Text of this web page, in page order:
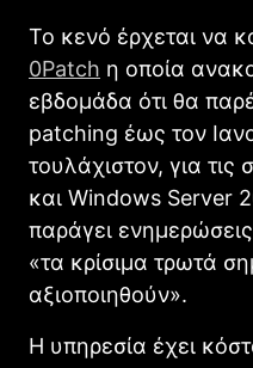
Το κενό έρχεται να
0Patch η οποία
εβδομάδα ότι θα
patching έως τον
τουλάχιστον, για
και Windows Server
παράγει
«τα κρίσιμα τρωτά
αξιοποιηθούν».
Η υπηρεσία έχει